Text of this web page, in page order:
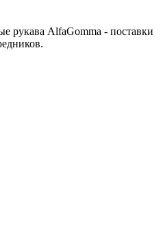
рукава AlfaGomma - поставки